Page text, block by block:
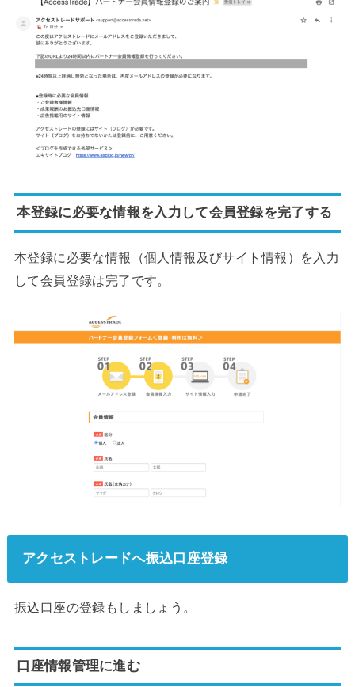
本登録に必要な情報を入力して会員登録を完了する
本登録に必要な情報（個人情報及びサイト情報）を入力
して会員登録は完了です。
アクセストレードへ振込口座登録
振込口座の登録もしましょう。
口座情報管理に進む